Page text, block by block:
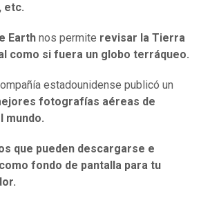
etc.
Earth nos permite revisar la Tierra
como si fuera un globo terráqueo.
estadounidense publicó un
fotografías aéreas de
mundo.
que pueden descargarse e
fondo de pantalla para tu